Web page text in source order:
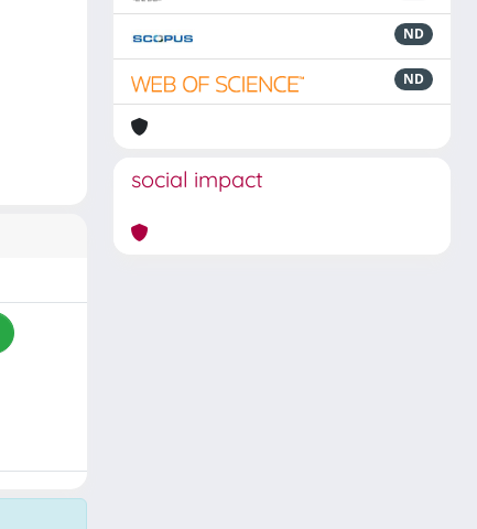
ND
ND
social impact